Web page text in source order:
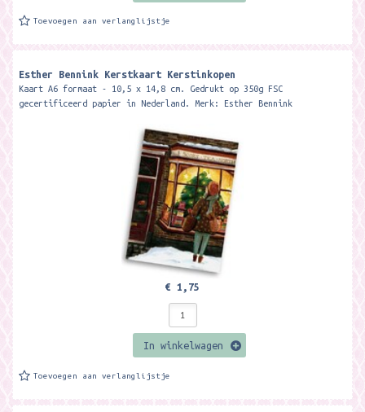
Toevoegen aan verlanglijstje
Esther Bennink Kerstkaart Kerstinkopen
Kaart A6 formaat - 10,5 x 14,8 cm. Gedrukt op 350g FSC
gecertificeerd papier in Nederland. Merk: Esther Bennink
€ 1,75
In winkelwagen
Toevoegen aan verlanglijstje